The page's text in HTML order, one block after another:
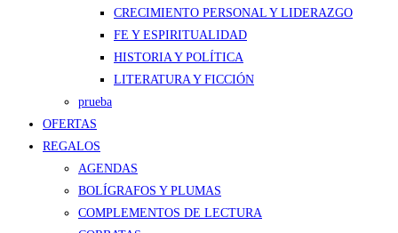
CRECIMIENTO PERSONAL Y LIDERAZGO
FE Y ESPIRITUALIDAD
HISTORIA Y POLÍTICA
LITERATURA Y FICCIÓN
prueba
OFERTAS
REGALOS
AGENDAS
BOLÍGRAFOS Y PLUMAS
COMPLEMENTOS DE LECTURA